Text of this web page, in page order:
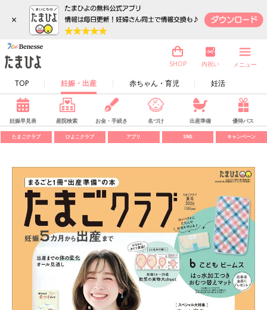
×
TOP 妊娠・出産 赤ちゃん・育児 妊活
SHOP 内祝い メニュー
妊娠早見表 産院検索 お金・手続き 名づけ 出産準備 優待パス
たまごクラブ ひよこクラブ アプリ SNS キャンペーン